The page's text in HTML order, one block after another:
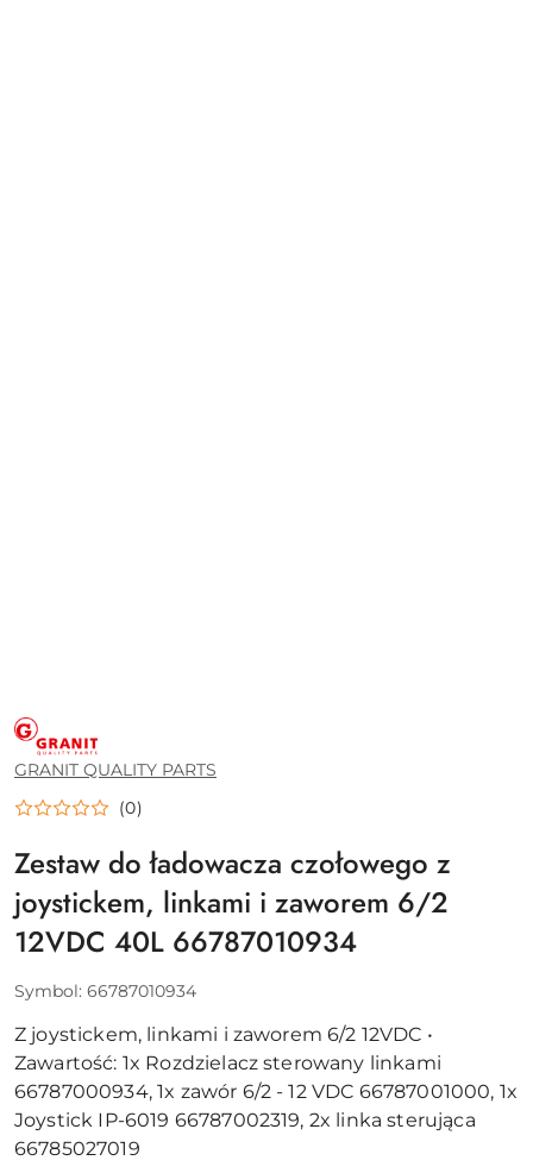
GRANIT
QUALITY
PARTS
GRANIT QUALITY PARTS
(0)
Zestaw do ładowacza czołowego z
joystickem, linkami i zaworem 6/2
12VDC 40L 66787010934
Symbol: 66787010934
Z joystickem, linkami i zaworem 6/2 12VDC •
Zawartość: 1x Rozdzielacz sterowany linkami
66787000934, 1x zawór 6/2 - 12 VDC 66787001000, 1x
Joystick IP-6019 66787002319, 2x linka sterująca
66785027019